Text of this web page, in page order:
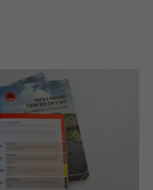
Analytics
eindeutige ID, die verwendet
Daten dazu, wieder
nutzt, zu generieren.
Benutzer ausgewählte
einer Webseite.